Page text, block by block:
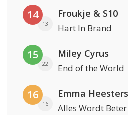
14
13
Froukje & S10
Hart In Brand
15
22
Miley Cyrus
End of the World
16
16
Emma Heesters
Alles Wordt Beter